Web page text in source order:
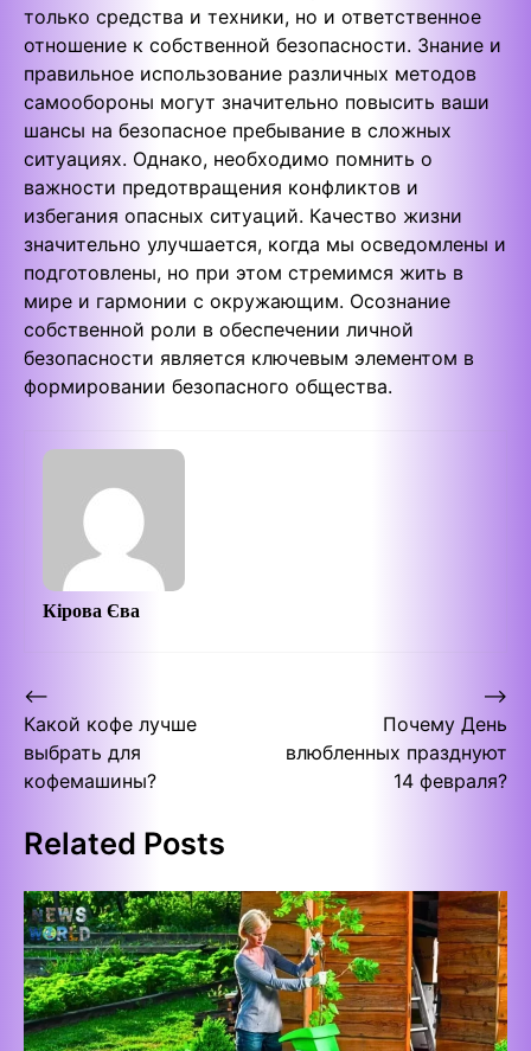
только средства и техники, но и ответственное
отношение к собственной безопасности. Знание и
правильное использование различных методов
самообороны могут значительно повысить ваши
шансы на безопасное пребывание в сложных
ситуациях. Однако, необходимо помнить о
важности предотвращения конфликтов и
избегания опасных ситуаций. Качество жизни
значительно улучшается, когда мы осведомлены и
подготовлены, но при этом стремимся жить в
мире и гармонии с окружающим. Осознание
собственной роли в обеспечении личной
безопасности является ключевым элементом в
формировании безопасного общества.
Кірова Єва
Post
navigation
⟵
Какой кофе лучше
выбрать для
кофемашины?
Почему День
влюбленных празднуют
14 февраля?
⟶
Related Posts